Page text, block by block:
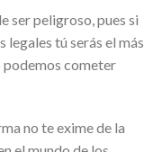
ser peligroso, pues si
legales tú serás el más
cometer
no te exime de la